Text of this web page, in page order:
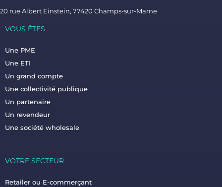
20 rue Albert Einstein, 77420 Champs-sur-Marne
VOUS ÊTES
Une PME
Une ETI
Un grand compte
Une collectivité publique
Un partenaire
Un revendeur
Une société wholesale
VOTRE SECTEUR
Retailer ou E-commerçant